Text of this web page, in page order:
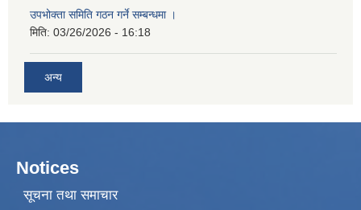
उपभोक्ता समिति गठन गर्ने सम्बन्धमा ।
मिति: 03/26/2026 - 16:18
अन्य
Notices
सूचना तथा समाचार